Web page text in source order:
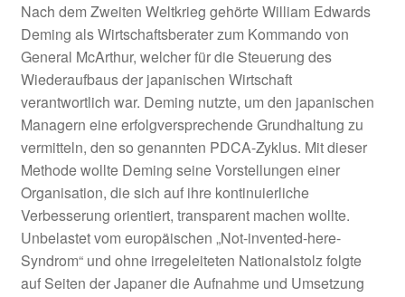
PDCA-Zyklus
Teambildung – Von der
Arbeitsgruppe zum Team
KVP Schnittstellen anderer
Managementmethoden
KVP Coach
Methoden
öffnen
Nach dem Zweiten Weltkrieg gehörte William Edwards
Deming als Wirtschaftsberater zum Kommando von
General McArthur, welcher für die Steuerung des
Wiederaufbaus der japanischen Wirtschaft
verantwortlich war. Deming nutzte, um den japanischen
Managern eine erfolgversprechende Grundhaltung zu
vermitteln, den so genannten PDCA-Zyklus. Mit dieser
Methode wollte Deming seine Vorstellungen einer
Organisation, die sich auf ihre kontinuierliche
Verbesserung orientiert, transparent machen wollte.
Unbelastet vom europäischen „Not-invented-here-
Syndrom“ und ohne irregeleiteten Nationalstolz folgte
auf Seiten der Japaner die Aufnahme und Umsetzung